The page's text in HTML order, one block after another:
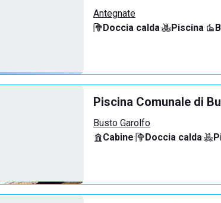
Antegnate
Doccia calda· Piscina·
Piscina Comunale di
Busto Garolfo
Cabine· Doccia calda·